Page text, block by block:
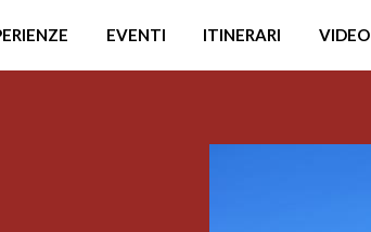
EVENTI ITINERARI VIDEO